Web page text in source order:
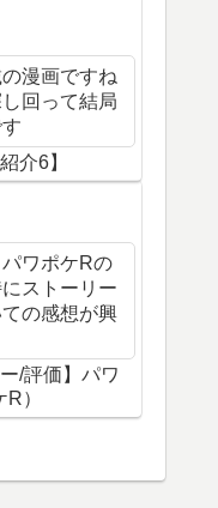
漫画ですね
回って結局
介6】
ワポケRの
ストーリー
の感想が興
/評価】パワ
）